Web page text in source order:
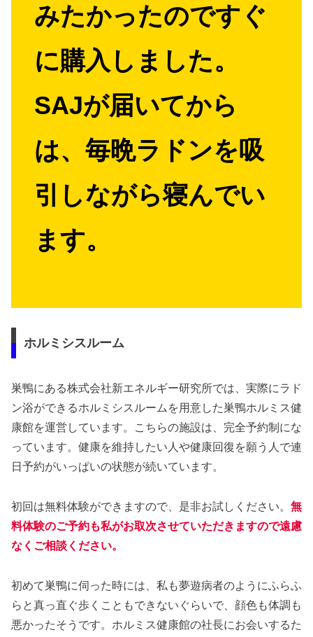
みたかったのですぐ
に購入しました。
SAJが届いてから
は、毎晩ラドンを吸
引しながら寝んでい
ます。
ホルミシスルーム
巣鴨にある株式会社新エネルギー研究所では、実際にラド
ン浴ができるホルミシスルームを用意した巣鴨ホルミス健
康館を運営しています。こちらの施設は、完全予約制にな
っています。健康を維持したい人や健康回復を願う人で連
日予約がいっぱいの状態が続いています。
初回は無料体験ができますので、是非お試しください。 無
料体験のご予約も私がお取次させていただきますので遠慮
なくご相談ください。
初めて巣鴨に伺った時には、私も夢遊病者のようにふらふ
らと真っ直ぐ歩くこともできないぐらいで、顔色も体調も
悪かったそうです。ホルミス健康館の社長にお会いするた